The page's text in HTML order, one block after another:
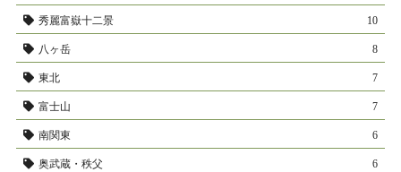
秀麗富嶽十二景 10
八ヶ岳 8
東北 7
富士山 7
南関東 6
奥武蔵・秩父 6